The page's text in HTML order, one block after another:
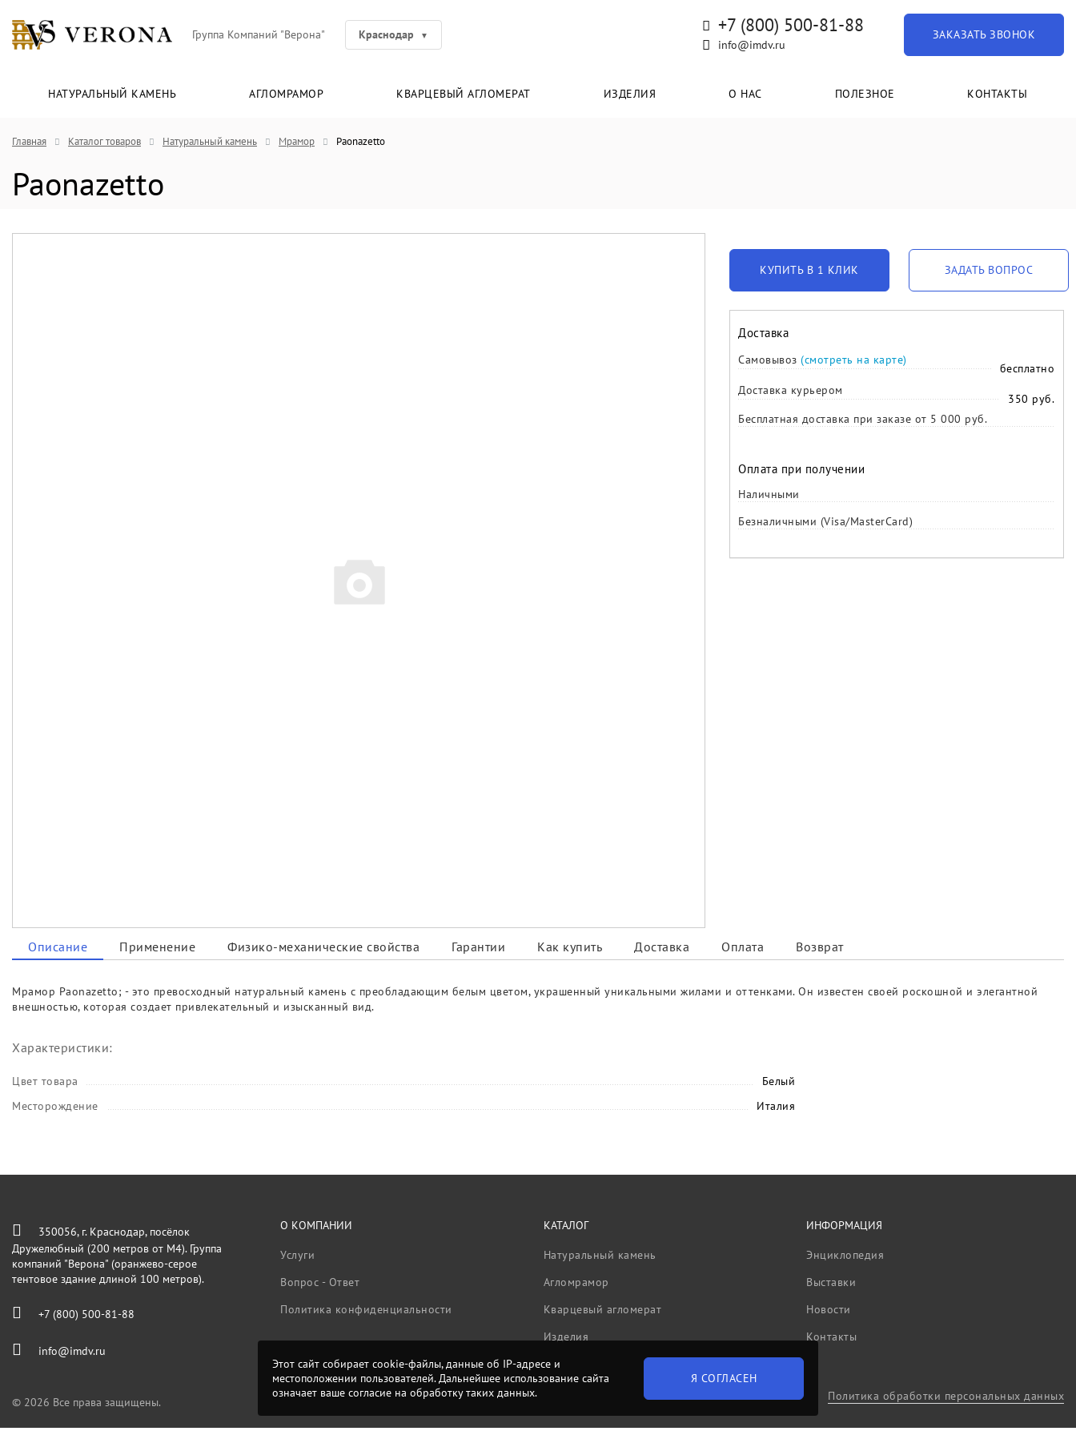
Группа Компаний "Верона" Краснодар +7 (800) 500-81-88
info@imdv.ru
ЗАКАЗАТЬ ЗВОНОК
НАТУРАЛЬНЫЙ КАМЕНЬ АГЛОМРАМОР КВАРЦЕВЫЙ АГЛОМЕРАТ ИЗДЕЛИЯ О НАС ПОЛЕЗНОЕ КОНТАКТЫ
Главная Каталог товаров Натуральный камень Мрамор Paonazetto
Paonazetto
КУПИТЬ В 1 КЛИК ЗАДАТЬ ВОПРОС
Доставка
Самовывоз (смотреть на карте)
бесплатно
Доставка курьером
350 руб.
Бесплатная доставка при заказе от 5 000 руб.
Оплата при получении
Наличными
Безналичными (Visa/MasterCard)
Описание Применение Физико-механические свойства Гарантии Как купить Доставка Оплата Возврат
Мрамор Paonazetto; - это превосходный натуральный камень с преобладающим белым цветом, украшенный уникальными жилами и оттенками. Он известен своей роскошной и элегантной
внешностью, которая создает привлекательный и изысканный вид.
Характеристики:
Цвет товара
Белый
Месторождение
Италия
350056, г. Краснодар, посёлок
Дружелюбный (200 метров от М4). Группа
компаний "Верона" (оранжево-серое
тентовое здание длиной 100 метров).
+7 (800) 500-81-88
info@imdv.ru
О КОМПАНИИ
Услуги
Вопрос - Ответ
Политика конфиденциальности
КАТАЛОГ
Натуральный камень
Агломрамор
Кварцевый агломерат
Изделия
ИНФОРМАЦИЯ
Энциклопедия
Выставки
Новости
Контакты
© 2026 Все права защищены. Политика обработки персональных данных
Этот сайт собирает cookie-файлы, данные об IP-адресе и
местоположении пользователей. Дальнейшее использование сайта
означает ваше согласие на обработку таких данных.
Я СОГЛАСЕН